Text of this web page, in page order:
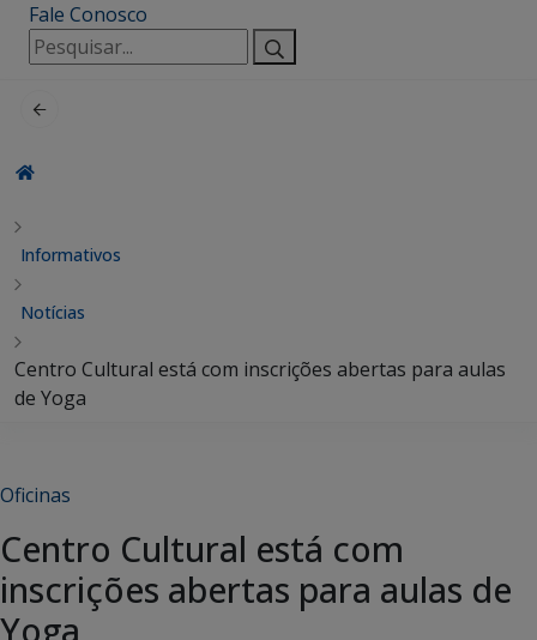
Fale Conosco
Pesquisar
por:
Informativos
Notícias
Centro Cultural está com inscrições abertas para aulas
de Yoga
Oficinas
Centro Cultural está com
inscrições abertas para aulas de
Yoga